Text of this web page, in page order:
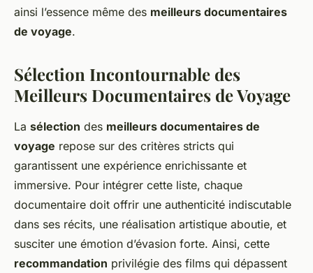
ainsi l’essence même des meilleurs documentaires
de voyage.
Sélection Incontournable des
Meilleurs Documentaires de Voyage
La sélection des meilleurs documentaires de
voyage repose sur des critères stricts qui
garantissent une expérience enrichissante et
immersive. Pour intégrer cette liste, chaque
documentaire doit offrir une authenticité indiscutable
dans ses récits, une réalisation artistique aboutie, et
susciter une émotion d’évasion forte. Ainsi, cette
recommandation privilégie des films qui dépassent